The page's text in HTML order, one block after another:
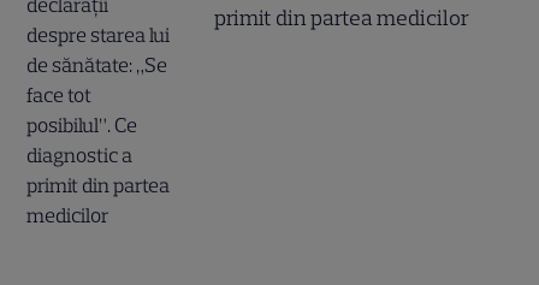
primit din partea medicilor